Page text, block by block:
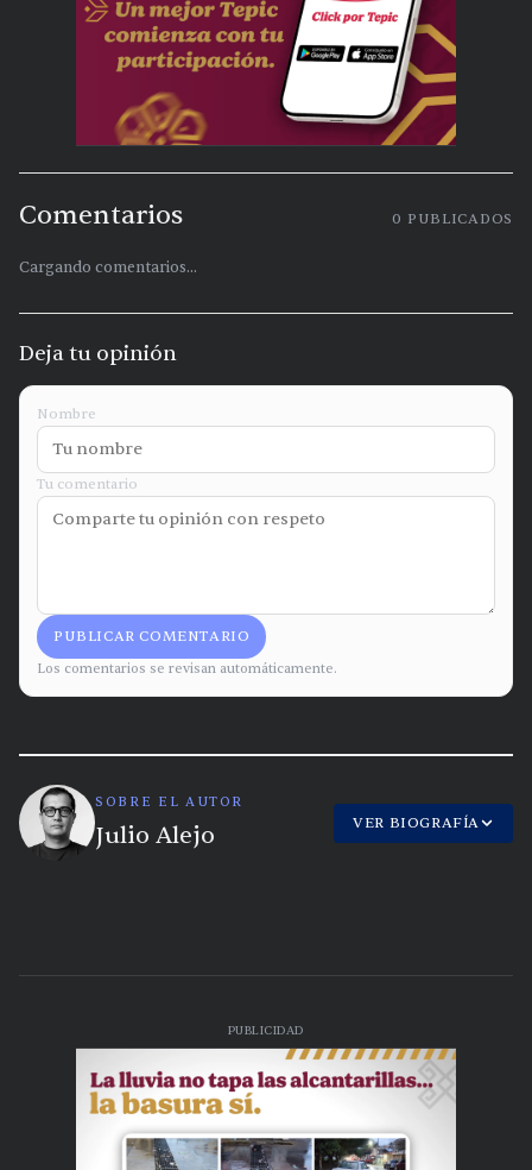
Comentarios 0 PUBLICADOS
Cargando comentarios...
Deja tu opinión
Nombre
Tu comentario
PUBLICAR COMENTARIO
Los comentarios se revisan automáticamente.
SOBRE EL AUTOR
Julio Alejo VER BIOGRAFÍA
PUBLICIDAD